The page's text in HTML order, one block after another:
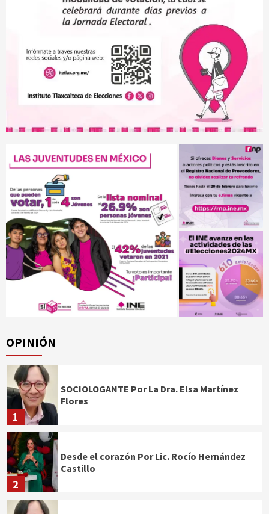
OPINIÓN
1
SOCIOLOGANTE Por La Dra. Elsa Martínez
Flores
2
Desde el corazón Por Lic. Rocío Hernández
Castillo